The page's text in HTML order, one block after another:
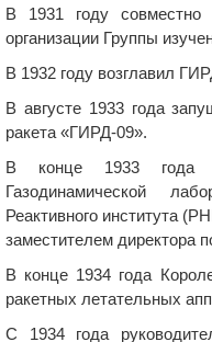
В 1931 году
организации Группы
В 1932 году возглавил
В августе 1933 года
ракета «ГИРД-09».
В конце 1933 года
Газодинамической
Реактивного института
заместителем директора
В конце 1934 года
ракетных летательных
С 1934 года